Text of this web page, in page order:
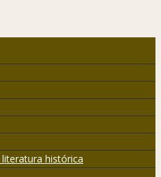
histórica